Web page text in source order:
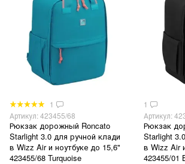
1
Артикул: 423455/68
Рюкзак дорожный Roncato
Starlight 3.0 для ручной клади
в Wizz Air и ноутбуке до 15,6"
423455/68 Turquoise
1
Артикул:
Рюкзак
Starlight
в Wizz Air
423455/01